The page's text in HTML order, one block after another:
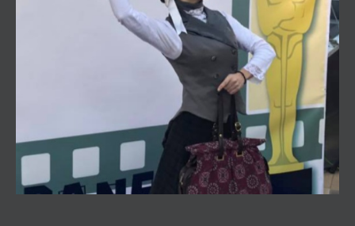
Noches de Cine